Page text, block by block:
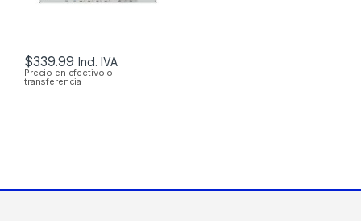
$339.99 Incl. IVA
Precio en efectivo o
transferencia